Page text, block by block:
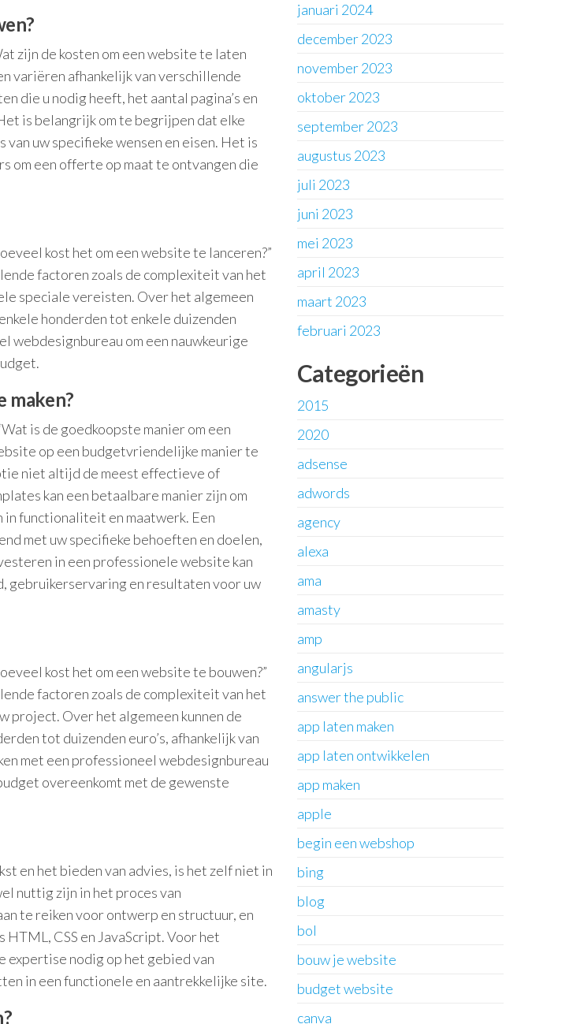
zijn de kosten om een website te laten
variëren afhankelijk van verschillende
die u nodig heeft, het aantal pagina’s en
is belangrijk om te begrijpen dat elke
uw specifieke wensen en eisen. Het is
om een offerte op maat te ontvangen die
kost het om een website te lanceren?”
factoren zoals de complexiteit van het
speciale vereisten. Over het algemeen
honderden tot enkele duizenden
webdesignbureau om een nauwkeurige
maken?
is de goedkoopste manier om een
op een budgetvriendelijke manier te
niet altijd de meest effectieve of
kan een betaalbare manier zijn om
in functionaliteit en maatwerk. Een
met uw specifieke behoeften en doelen,
in een professionele website kan
gebruikerservaring en resultaten voor uw
kost het om een website te bouwen?”
factoren zoals de complexiteit van het
project. Over het algemeen kunnen de
tot duizenden euro’s, afhankelijk van
met een professioneel webdesignbureau
overeenkomt met de gewenste
en het bieden van advies, is het zelf niet in
nuttig zijn in het proces van
te reiken voor ontwerp en structuur, en
CSS en JavaScript. Voor het
expertise nodig op het gebied van
in een functionele en aantrekkelijke site.
januari 2024
december 2023
november 2023
oktober 2023
september 2023
augustus 2023
juli 2023
juni 2023
mei 2023
april 2023
maart 2023
februari 2023
Categorieën
2015
2020
adsense
adwords
agency
alexa
ama
amasty
amp
angularjs
answer the public
app laten maken
app laten ontwikkelen
app maken
apple
begin een webshop
bing
blog
bol
bouw je website
budget website
canva